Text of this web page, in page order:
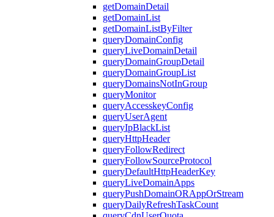
getDomainDetail
getDomainList
getDomainListByFilter
queryDomainConfig
queryLiveDomainDetail
queryDomainGroupDetail
queryDomainGroupList
queryDomainsNotInGroup
queryMonitor
queryAccesskeyConfig
queryUserAgent
queryIpBlackList
queryHttpHeader
queryFollowRedirect
queryFollowSourceProtocol
queryDefaultHttpHeaderKey
queryLiveDomainApps
queryPushDomainORAppOrStream
queryDailyRefreshTaskCount